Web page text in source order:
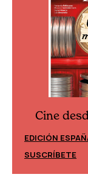
Cine
EDICIÓN
SUSCRÍBETE